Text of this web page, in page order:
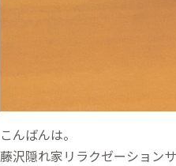
こんばんは。
藤沢隠れ家リラクゼーション